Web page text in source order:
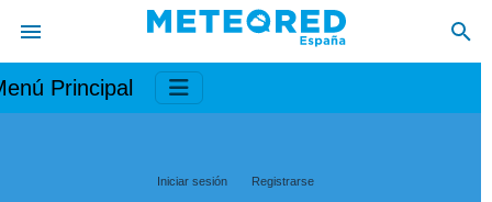
Principal
Iniciar sesión Registrarse